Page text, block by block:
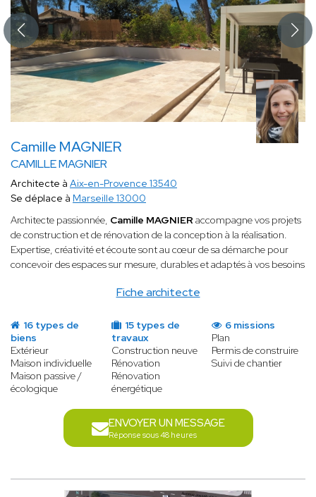
Camille MAGNIER
CAMILLE MAGNIER
Fiche architecte
Architecte à Aix-en-Provence 13540
Se déplace à Marseille 13000
Architecte passionnée, Camille MAGNIER accompagne vos projets
de construction et de rénovation de la conception à la réalisation.
Expertise, créativité et écoute sont au cœur de sa démarche pour
concevoir des espaces sur mesure, durables et adaptés à vos besoins
16 types de
biens
Extérieur
Maison individuelle
Maison passive /
écologique
15 types de
travaux
Construction neuve
Rénovation
Rénovation
énergétique
6 missions
Plan
Permis de construire
Suivi de chantier
ENVOYER UN MESSAGE
Réponse sous 48 heures